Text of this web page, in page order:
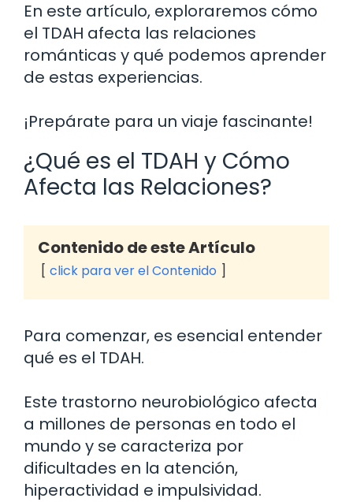
En este artículo, exploraremos cómo
el TDAH afecta las relaciones
románticas y qué podemos aprender
de estas experiencias.
¡Prepárate para un viaje fascinante!
¿Qué es el TDAH y Cómo
Afecta las Relaciones?
Contenido de este Artículo
click para ver el Contenido
Para comenzar, es esencial entender
qué es el TDAH.
Este trastorno neurobiológico afecta
a millones de personas en todo el
mundo y se caracteriza por
dificultades en la atención,
hiperactividad e impulsividad.